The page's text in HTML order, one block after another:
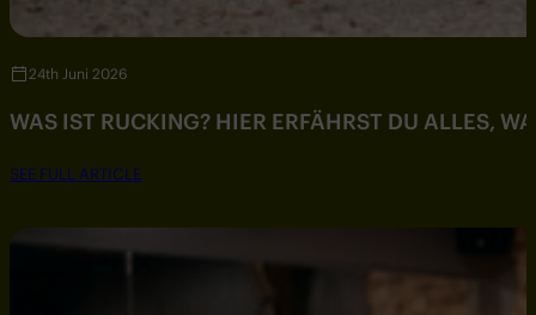
24th Juni 2026
WAS IST RUCKING? HIER ERFÄHRST DU ALLES,
SEE FULL ARTICLE